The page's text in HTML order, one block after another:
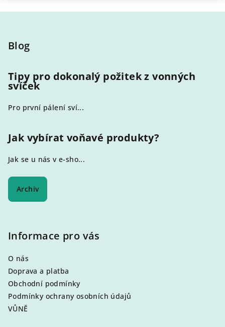
Blog
Tipy pro dokonalý požitek z vonných
svíček
Pro první pálení sví...
Jak vybírat voňavé produkty?
Jak se u nás v e-sho...
Archiv
Informace pro vás
O nás
Doprava a platba
Obchodní podmínky
Podmínky ochrany osobních údajů
VŮNĚ